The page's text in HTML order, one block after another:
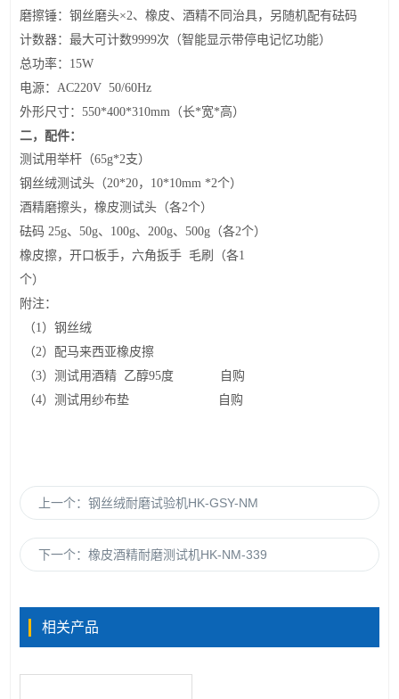
磨擦锤：钢丝磨头×2、橡皮、酒精不同治具，另随机配有砝码
计数器：最大可计数9999次 （智能显示带停电记忆功能）
总功率： 15W
电源：AC220V 50/60Hz
外形尺寸：550*400*310mm （长*宽*高）
二，配件：
测试用举杆 （65g*2支）
钢丝绒测试头（20*20， 10*10mm *2个）
酒精磨擦头，橡皮测试头 （各2个）
砝码25g、50g、 100g、200g、500g （各2个）
橡皮擦 ，开口板手，六角扳手 毛刷 （各1
个）
附注：
（1）钢丝绒
（2）配马来西亚橡皮擦
（3）测试用酒精 乙醇95度
自购
（4）测试用纱布垫 自购
上一个：钢丝绒耐磨试验机HK-GSY-NM
下一个：橡皮酒精耐磨测试机HK-NM-339
相关产品